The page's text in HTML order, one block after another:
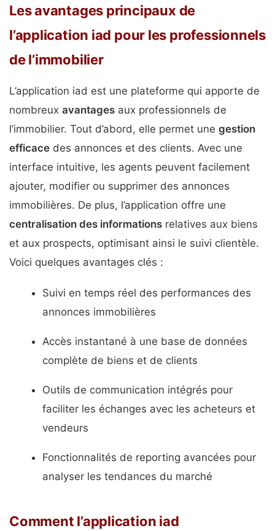
Les avantages principaux de
l’application iad pour les professionnels
de l’immobilier
L’application iad est une plateforme qui apporte de
nombreux avantages aux professionnels de
l’immobilier. Tout d’abord, elle permet une gestion
efficace des annonces et des clients. Avec une
interface intuitive, les agents peuvent facilement
ajouter, modifier ou supprimer des annonces
immobilières. De plus, l’application offre une
centralisation des informations relatives aux biens
et aux prospects, optimisant ainsi le suivi clientèle.
Voici quelques avantages clés :
Suivi en temps réel des performances des
annonces immobilières
Accès instantané à une base de données
complète de biens et de clients
Outils de communication intégrés pour
faciliter les échanges avec les acheteurs et
vendeurs
Fonctionnalités de reporting avancées pour
analyser les tendances du marché
Comment l’application iad